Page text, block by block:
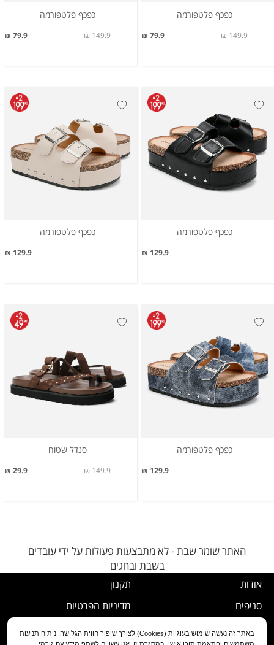
כפכף פלטפורמה
79.9 ₪ 149.9 ₪
כפכף פלטפורמה
79.9 ₪ 149.9 ₪
כפכף פלטפורמה
129.9 ₪
כפכף פלטפורמה
129.9 ₪
כפכף פלטפורמה
129.9 ₪
סנדל שטוח
29.9 ₪ 149.9 ₪
האתר שומר שבת - לא מתבצעות פעולות על ידי עובדים
בשבת ובחגים
אודות
סניפים
תקנון
מדיניות הפרטיות
נוהל ביטול עסקה
באתר זה נעשה שימוש בעוגיות (Cookies) לצורך שיפור חווית הגלישה, ניתוח תנועות